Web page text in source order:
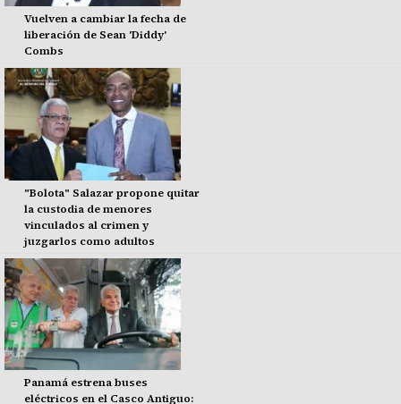
Vuelven a cambiar la fecha de
liberación de Sean 'Diddy'
Combs
"Bolota" Salazar propone quitar
la custodia de menores
vinculados al crimen y
juzgarlos como adultos
Panamá estrena buses
eléctricos en el Casco Antiguo: